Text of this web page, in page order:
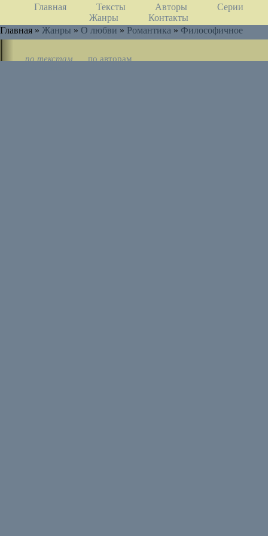
Главная Тексты Авторы
Серии
Жанры
Контакты
Главная » Жанры » О любви » Романтика » Философичное
по текстам
по авторам